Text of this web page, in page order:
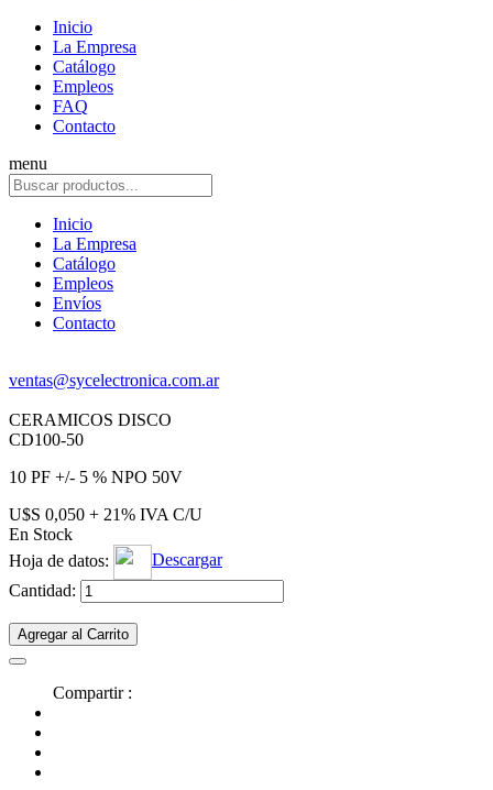
Inicio
La Empresa
Catálogo
Empleos
FAQ
Contacto
menu
Inicio
La Empresa
Catálogo
Empleos
Envíos
Contacto
ventas@sycelectronica.com.ar
CERAMICOS DISCO
CD100-50
10 PF +/- 5 % NPO 50V
U$S 0,050 + 21% IVA C/U
En Stock
Hoja de datos:
Descargar
Cantidad:
Agregar al Carrito
Compartir :